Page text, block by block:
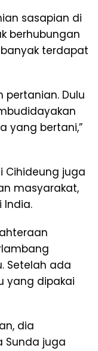
sasapian di
berhubungan
terdapat
pertanian. Dulu
yang bertani,”
Cihideung juga
masyarakat,
India.
Setelah ada
yang dipakai
dia
Sunda juga